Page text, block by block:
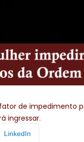
de impedimento
ingressar.
LinkedIn